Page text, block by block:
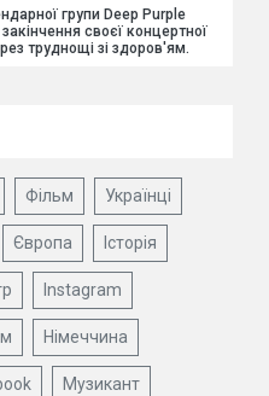
групи Deep Purple
своєї концертної
труднощі зі здоров'ям.
Фільм Українці
Європа Історія
Instagram
Німеччина
Музикант